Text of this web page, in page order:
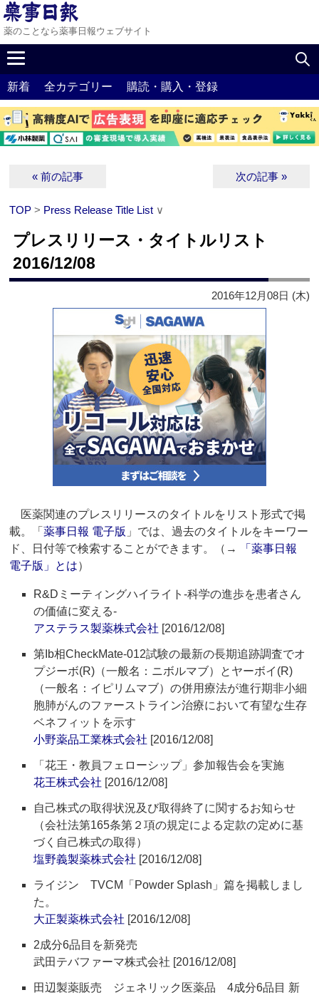
薬のことなら薬事日報ウェブサイト
新着 全カテゴリー 購読・購入・登録
« 前の記事 次の記事 »
TOP > Press Release Title List ∨
プレスリリース・タイトルリスト
2016/12/08
2016年12月08日 (木)
医薬関連のプレスリリースのタイトルをリスト形式で掲
載。「薬事日報 電子版 」では、過去のタイトルをキーワー
ド、日付等で検索することができます。（→
「薬事日報
電子版」とは）
R&Dミーティングハイライト‐科学の進歩を患者さん
の価値に変える‐
アステラス製薬株式会社 [2016/12/08]
第Ib相CheckMate-012試験の最新の長期追跡調査でオ
プジーボ(R)（一般名：ニボルマブ）とヤーボイ(R)
（一般名：イピリムマブ）の併用療法が進行期非小細
胞肺がんのファーストライン治療において有望な生存
ベネフィットを示す
小野薬品工業株式会社 [2016/12/08]
「花王・教員フェローシップ」参加報告会を実施
花王株式会社 [2016/12/08]
自己株式の取得状況及び取得終了に関するお知らせ
（会社法第165条第２項の規定による定款の定めに基
づく自己株式の取得）
塩野義製薬株式会社 [2016/12/08]
ライジン TVCM「Powder Splash」篇を掲載しまし
た。
大正製薬株式会社 [2016/12/08]
2成分6品目を新発売
武田テバファーマ株式会社 [2016/12/08]
田辺製薬販売 ジェネリック医薬品 4成分6品目 新